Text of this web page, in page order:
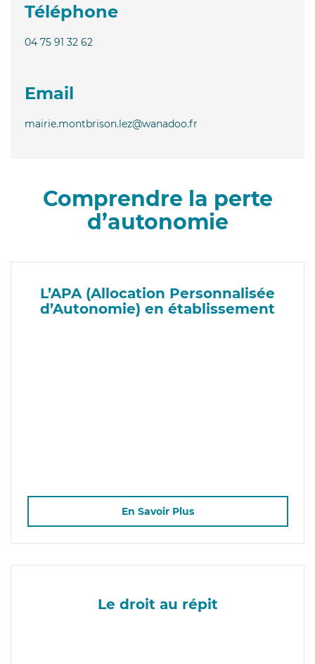
Téléphone
04 75 91 32 62
Email
mairie.montbrison.lez@wanadoo.fr
Comprendre la perte
d’autonomie
L’APA (Allocation Personnalisée
d’Autonomie) en établissement
En Savoir Plus
Le droit au répit